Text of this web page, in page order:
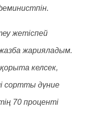
жетіспей
жарияладым.
келсек,
сортты дүние
70 проценті